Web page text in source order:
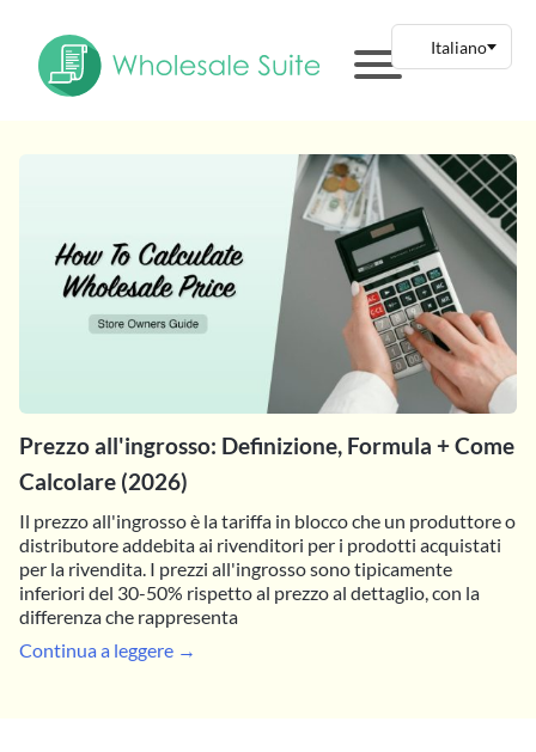
Prezzo all'ingrosso: Definizione, Formula + Come
Calcolare (2026)
Il prezzo all'ingrosso è la tariffa in blocco che un produttore o
distributore addebita ai rivenditori per i prodotti acquistati
per la rivendita. I prezzi all'ingrosso sono tipicamente
inferiori del 30-50% rispetto al prezzo al dettaglio, con la
differenza che rappresenta
Continua a leggere →